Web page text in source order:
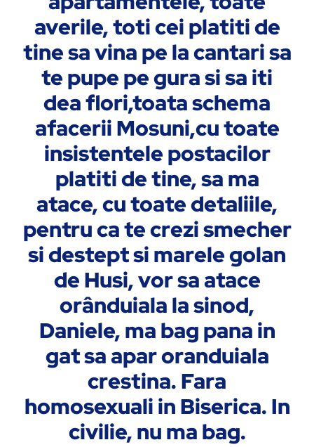
averile, toti cei platiti de
tine sa vina pe la cantari sa
te pupe pe gura si sa iti
dea flori,toata schema
afacerii Mosuni,cu toate
insistentele postacilor
platiti de tine, sa ma
atace, cu toate detaliile,
pentru ca te crezi smecher
si destept si marele golan
de Husi, vor sa atace
orânduiala la sinod,
Daniele, ma bag pana in
gat sa apar oranduiala
crestina. Fara
homosexuali in Biserica. In
civilie, nu ma bag.